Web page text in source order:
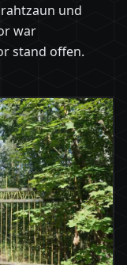
und
war
stand offen.